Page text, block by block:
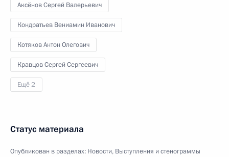
Аксёнов Сергей Валерьевич
Кондратьев Вениамин Иванович
Котяков Антон Олегович
Кравцов Сергей Сергеевич
Ещё 2
Статус материала
Опубликован в разделах: Новости, Выступления и стенограммы